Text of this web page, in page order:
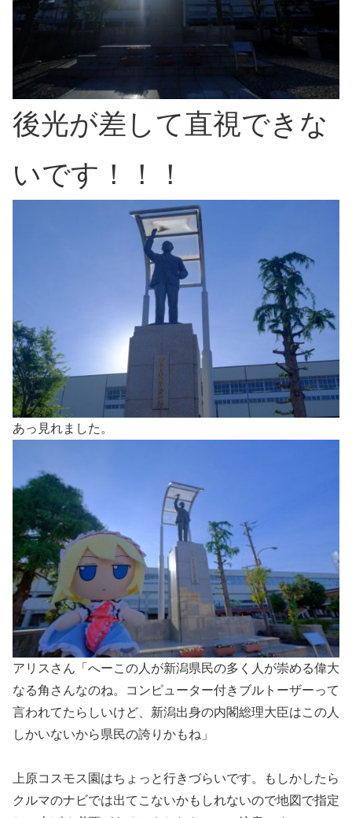
後光が差して直視できな
いです！！！
あっ見れました。
アリスさん「へーこの人が新潟県民の多く人が崇める偉大
なる角さんなのね。コンピューター付きブルトーザーって
言われてたらしいけど、新潟出身の内閣総理大臣はこの人
しかいないから県民の誇りかもね」
上原コスモス園はちょっと行きづらいです。もしかしたら
クルマのナビでは出てこないかもしれないので地図で指定